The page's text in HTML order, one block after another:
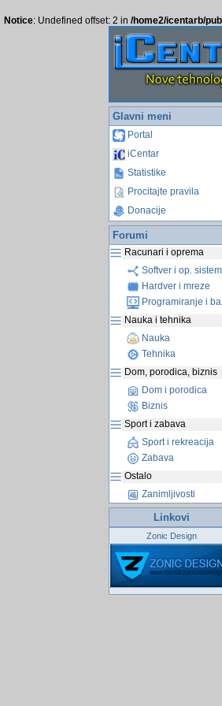
Notice: Undefined offset: 2 in /home2/icentarb/
Glavni meni
Portal
iCentar
Statistike
Procitajte pravila
Donacije
Forumi
Racunari i oprema
Softver i op.
Hardver i mreze
Programiranje i
Nauka i tehnika
Nauka
Tehnika
Dom, porodica, biznis
Dom i porodica
Biznis
Sport i zabava
Sport i rekreacija
Zabava
Ostalo
Zanimljivosti
Linkovi
Zonic Design